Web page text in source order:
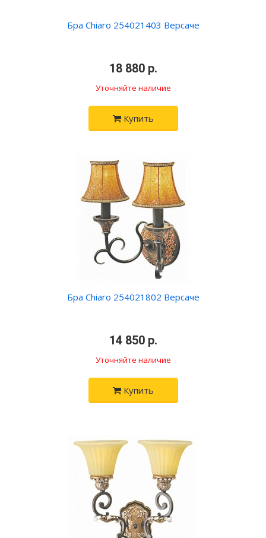
Бра Chiaro 254021403 Версаче
18 880 р.
Уточняйте наличие
Купить
Бра Chiaro 254021802 Версаче
14 850 р.
Уточняйте наличие
Купить